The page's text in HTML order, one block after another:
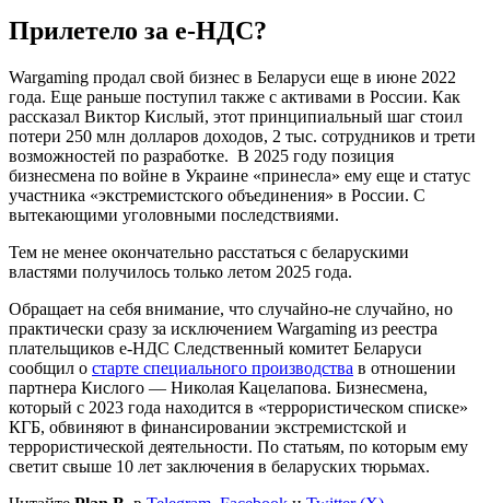
Прилетело за e-НДС?
Wargaming продал свой бизнес в Беларуси еще в июне 2022
года. Еще раньше поступил также с активами в России. Как
рассказал Виктор Кислый, этот принципиальный шаг стоил
потери 250 млн долларов доходов, 2 тыс. сотрудников и трети
возможностей по разработке. В 2025 году позиция
бизнесмена по войне в Украине «принесла» ему еще и статус
участника «экстремистского объединения» в России. С
вытекающими уголовными последствиями.
Тем не менее окончательно расстаться с беларускими
властями получилось только летом 2025 года.
Обращает на себя внимание, что случайно-не случайно, но
практически сразу за исключением Wargaming из реестра
плательщиков e-НДС Следственный комитет Беларуси
сообщил о старте специального производства в отношении
партнера Кислого — Николая Кацелапова. Бизнесмена,
который с 2023 года находится в «террористическом списке»
КГБ, обвиняют в финансировании экстремистской и
террористической деятельности. По статьям, по которым ему
светит свыше 10 лет заключения в беларуских тюрьмах.